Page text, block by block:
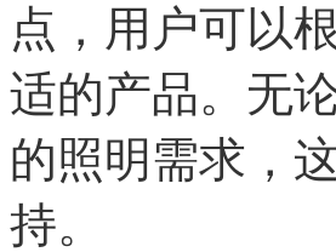
点，用户可以
适的产品。无
的照明需求，
持。